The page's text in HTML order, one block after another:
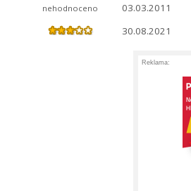
nehodnoceno 03.03.2011
30.08.2021
Reklama: